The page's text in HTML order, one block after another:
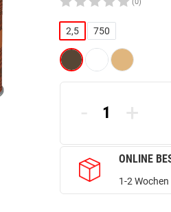
2,5 750
- +
ONLINE
1-2